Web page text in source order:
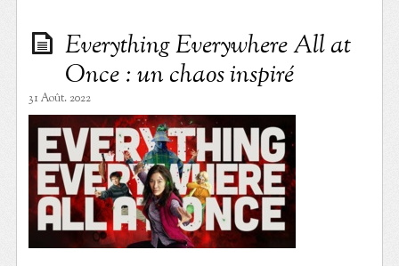
Everything Everywhere All at
Once : un chaos inspiré
31 Août. 2022